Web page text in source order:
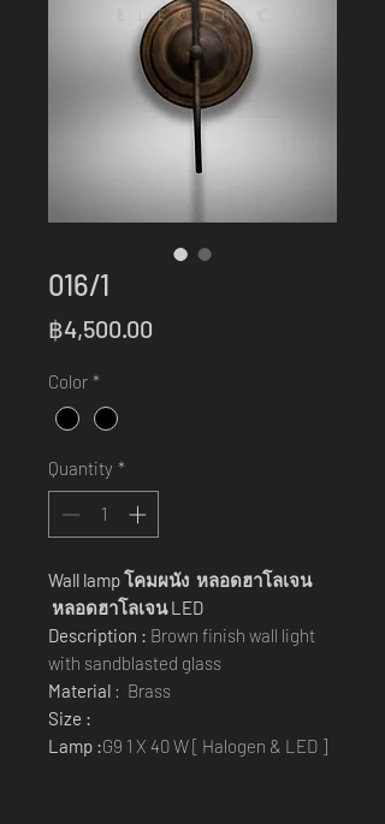
016/1
฿4,500.00
Color *
Quantity *
Wall lampโคมผนัง หลอดฮาโลเจน
หลอดฮาโลเจนLED
Description : Brown finish wall light
with sandblasted glass
Material : Brass
Size :
Lamp :G9 1 X 40 W [ Halogen & LED ]